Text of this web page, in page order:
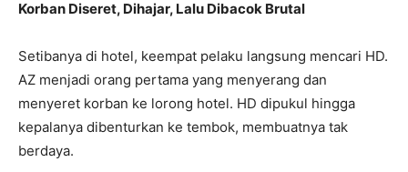
Korban Diseret, Dihajar, Lalu Dibacok Brutal
Setibanya di hotel, keempat pelaku langsung mencari HD.
AZ menjadi orang pertama yang menyerang dan
menyeret korban ke lorong hotel. HD dipukul hingga
kepalanya dibenturkan ke tembok, membuatnya tak
berdaya.